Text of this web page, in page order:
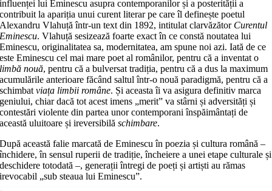
influenței lui Eminescu asupra contemporanilor și a posterității a
contribuit la apariția unui curent literar pe care îl definește poetul
Alexandru Vlahuță într-un text din 1892, intitulat clarvăzător Curentul
Eminescu. Vlahuță sesizează foarte exact în ce constă noutatea lui
Eminescu, originalitatea sa, modernitatea, am spune noi azi. Iată de ce
este Eminescu cel mai mare poet al românilor, pentru că a inventat o
limbă nouă, pentru că a bulversat tradiția, pentru că a dus la maximum
acumulările anterioare făcând saltul într-o nouă paradigmă, pentru că a
schimbatviața limbii române. Și aceasta îi va asigura definitiv marca
geniului, chiar dacă tot acest imens „merit” va stârni și adversități și
contestări violente din partea unor contemporani înspăimântați de
această uluitoare și ireversibilăschimbare.
După această falie marcată de Eminescu în poezia și cultura română –
închidere, în sensul ruperii de tradiție, încheiere a unei etape culturale și
deschidere totodată –, generații întregi de poeți și artiști au rămas
irevocabil „sub steaua lui Eminescu”.